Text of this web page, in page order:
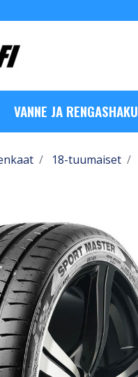
VANNE JA RENGASHAKU
18-tuumaiset